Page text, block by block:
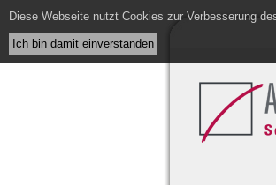
Diese Webseite nutzt Cookies zur Verbesserung